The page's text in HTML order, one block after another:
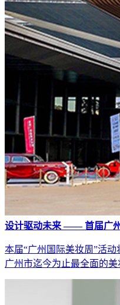
设计驱动未来 —— 首届广
本届“广州国际美妆周”活
广州市迄今为止最全面的美